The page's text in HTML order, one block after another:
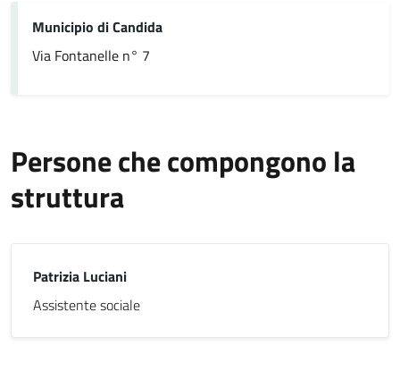
Municipio di Candida
Via Fontanelle n° 7
Persone che compongono la
struttura
Patrizia Luciani
Assistente sociale